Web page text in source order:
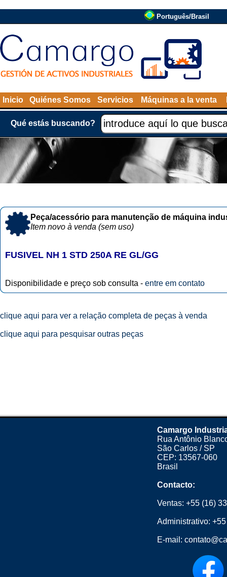
Português/Brasil
Inicio Quiénes Somos Servicios Máquinas a la venta
Qué estás buscando?
Peça/acessório para manutenção de máquina
Item novo à venda (sem uso)
FUSIVEL NH 1 STD 250A RE GL/GG
Disponibilidade e preço sob consulta - entre em contato
clique aqui para ver a relação completa de peças à venda
clique aqui para pesquisar outras peças
Camargo
Rua Antônio
São Carlos / SP
CEP: 13567-060
Brasil
Contacto:
Ventas: +55 (16)
Administrativo:
E-mail: